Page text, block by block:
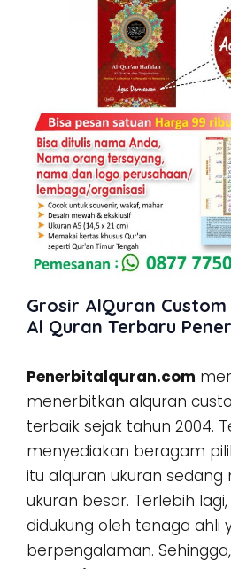
Grosir AlQuran
Al Quran Terbaru
Penerbitalquran.com
menerbitkan alquran
terbaik sejak tahun 2004.
menyediakan beragam
itu alquran ukuran sedang
ukuran besar. Terlebih
didukung oleh tenaga ahli
berpengalaman. Sehingga,